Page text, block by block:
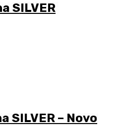
SILVER
SILVER – Novo